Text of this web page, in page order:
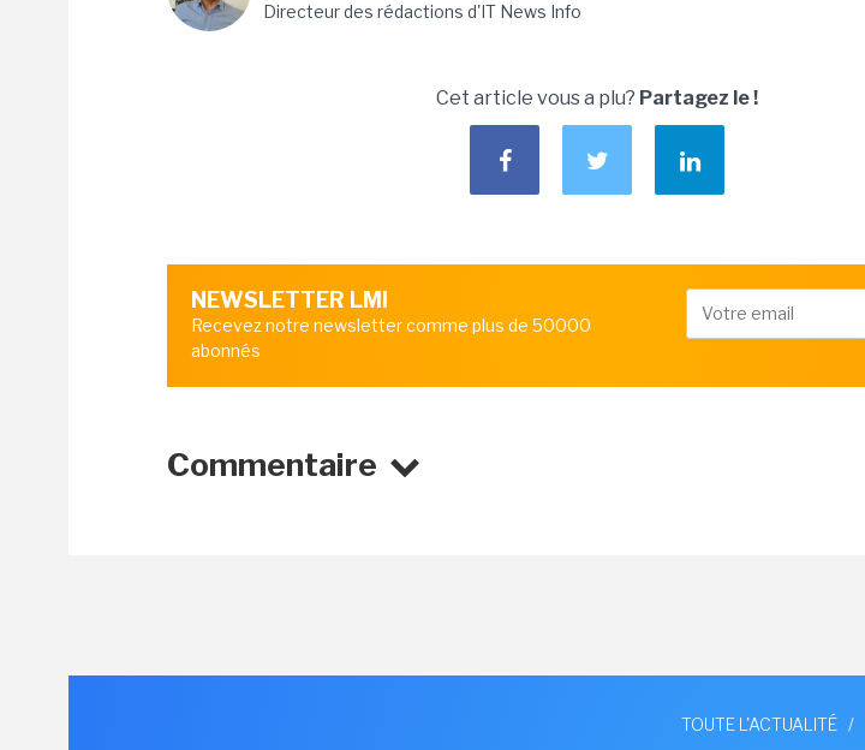
Directeur des rédactions d'IT News Info
Cet article vous a plu? Partagez le !
NEWSLETTER LMI
Recevez notre newsletter comme plus de 50000
abonnés
Commentaire
TOUTE L'ACTUALITÉ /